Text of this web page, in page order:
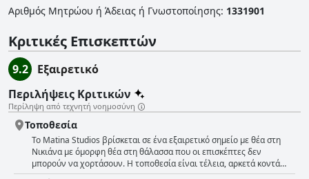
Αριθμός Μητρώου ή Άδειας ή Γνωστοποίησης: 1331901
Κριτικές Επισκεπτών
9.2
Εξαιρετικό
Περιλήψεις Κριτικών
Περίληψη από τεχνητή νοημοσύνη
Τοποθεσία
Το Matina Studios βρίσκεται σε ένα εξαιρετικό σημείο με θέα στη
Νικιάνα με όμορφη θέα στη θάλασσα που οι επισκέπτες δεν
μπορούν να χορτάσουν. Η τοποθεσία είναι τέλεια, αρκετά κοντά
στις πόλεις Νυδρί και Λευκάδα για να είναι εύκολες οι ημερήσιες